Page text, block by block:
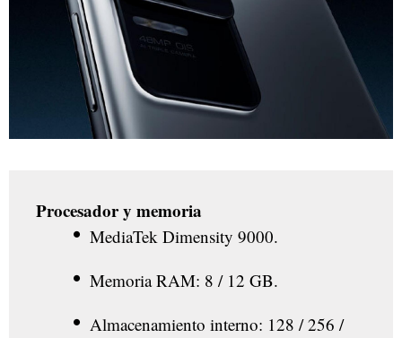
Procesador y memoria
MediaTek Dimensity 9000.
Memoria RAM: 8 / 12 GB.
Almacenamiento interno: 128 / 256 /